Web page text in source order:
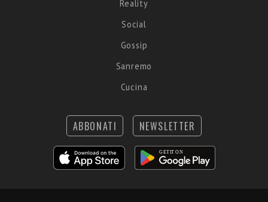
Reality
Social
Gossip
Sanremo
Cucina
ABBONATI NEWSLETTER